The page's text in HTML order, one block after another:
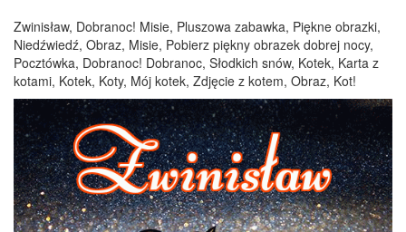
Zwinisław, Dobranoc! Misie, Pluszowa zabawka, Piękne obrazki,
Niedźwiedź, Obraz, Misie, Pobierz piękny obrazek dobrej nocy,
Pocztówka, Dobranoc! Dobranoc, Słodkich snów, Kotek, Karta z
kotami, Kotek, Koty, Mój kotek, Zdjęcie z kotem, Obraz, Kot!